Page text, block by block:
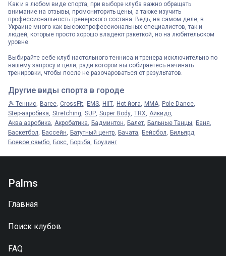
Как и в любом виде спорта, при выборе клуба важно обращать
внимание на отзывы, промониторить цены, а также изучить
профессиональность тренерского состава. Ведь, на самом деле, в
Украине много как высокопрофессиональных специалистов, так и
людей, которые просто хорошо владеют ракеткой, но на любительском
уровне.
Выбирайте себе клуб настольного тенниса и тренера исключительно по
вашему запросу и цели, ради которой вы собираетесь начинать
тренировки, чтобы после не разочароваться от результатов.
Другие виды спорта в городе
🎾 Теннис Baree CrossFit EMS HIIT Hot йога MMA
Pole Dance
Step-аэробика Stretching SUP Super Body TRX Айкидо
Аква аэробика Акробатика Бадминтон Балет Бальные Танцы
Баня
Баскетбол
Бассейн Батутный центр Бачата Бейсбол
Бильярд
Боевое самбо
Бокс Борьба Боулинг
Palms
Главная
Поиск клубов
FAQ